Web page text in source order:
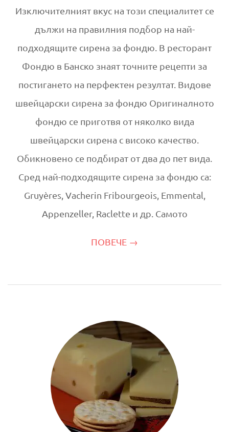
Изключителният вкус на този специалитет се
дължи на правилния подбор на най-
подходящите сирена за фондю. В ресторант
Фондю в Банско знаят точните рецепти за
постигането на перфектен резултат. Видове
швейцарски сирена за фондю Оригиналното
фондю се приготвя от няколко вида
швейцарски сирена с високо качество.
Обикновено се подбират от два до пет вида.
Сред най-подходящите сирена за фондю са:
Gruyères, Vacherin Fribourgeois, Emmental,
Appenzeller, Raclette и др. Самото
ПОВЕЧЕ →